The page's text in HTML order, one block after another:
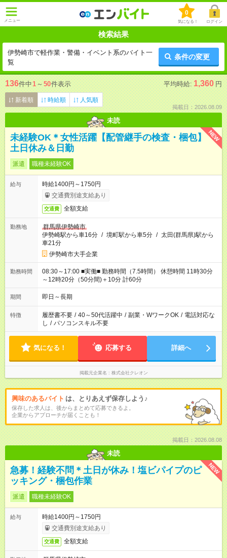
メニュー
0
気になる！ ログイン
検索結果
伊勢崎市で軽作業・警備・イベント系のバイト一
覧
条件の変更
136件中1 ～ 50件表示 平均時給: 1,360 円
新着順 時給順 人気順
掲載日：2026.08.09
未読
NEW
未経験OK＊女性活躍【配管継手の検査・梱包】
土日休み＆日勤
派遣 職種未経験OK
給与
時給1400円～1750円
交通費別途支給あり
交通費 全額支給
勤務地
群馬県伊勢崎市
伊勢崎駅から車16分 / 境町駅から車5分 / 太田(群馬県)駅から
車21分
伊勢崎市大手企業
勤務時間
08:30～17:00 ■実働■ 勤務時間（7.5時間） 休憩時間 11時30分
～12時20分（50分間)＋10分 計60分
期間 即日～長期
特徴 履歴書不要 / 40～50代活躍中 / 副業・WワークOK / 電話対応な
し / パソコンスキル不要
気になる！ 応募する 詳細へ
掲載元企業名 株式会社クレオン
興味のあるバイト は、とりあえず保存しよう♪
保存した求人は、後からまとめて応募できるよ。
企業からアプローチが届くことも！
掲載日：2026.08.08
未読
NEW
急募！経験不問＊土日が休み！塩ビパイプのピ
ッキング・梱包作業
派遣 職種未経験OK
給与
時給1400円～1750円
交通費別途支給あり
交通費 全額支給